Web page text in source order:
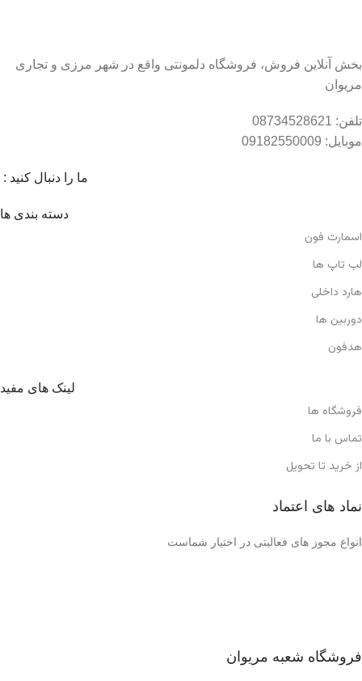
بخش آنلاین فروش، فروشگاه دلمونتی واقع در شهر مرزی و تجاری
مریوان
تلفن: 08734528621
موبایل: 09182550009
ما را دنبال کنید :
دسته بندی ها
اسمارت فون
لب تاپ ها
هارد داخلی
دوربین ها
هدفون
لینک های مفید
فروشگاه ها
تماس با ما
از خرید تا تحویل
نماد های اعتماد
انواع مجوز های فعالیتی در اختیار شماست
فروشگاه شعبه مریوان